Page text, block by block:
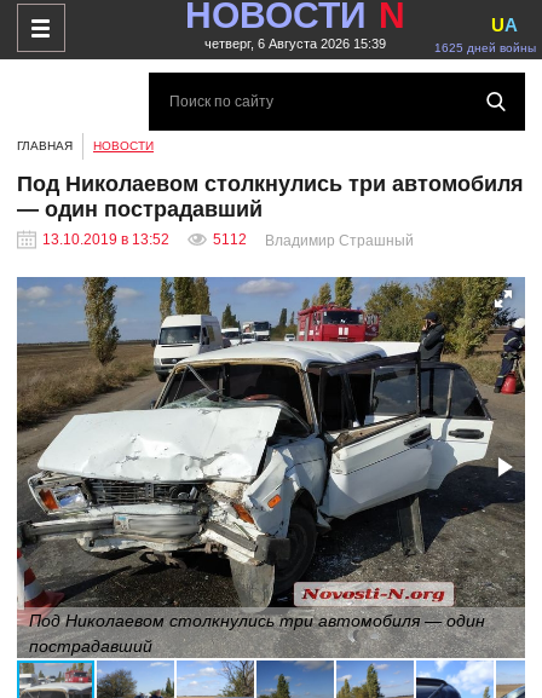
НОВОСТИ N
четверг, 6 Августа 2026 15:39 1625 дней войны
UA
ГЛАВНАЯ НОВОСТИ
Под Николаевом столкнулись три автомобиля
— один пострадавший
13.10.2019 в 13:52 5112 Владимир Страшный
Под Николаевом столкнулись три автомобиля — один
пострадавший